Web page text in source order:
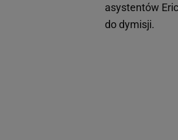
asystentów
do dymisji.